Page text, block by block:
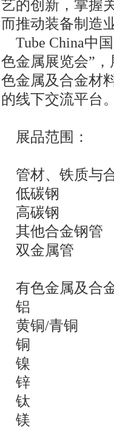
艺的创新，掌握
而推动装备制造
Tube China中
色金属展览会”
色金属及合金材
的线下交流平台。
展品范围：
管材、铁质与
低碳钢
高碳钢
其他合金钢管
双金属管
有色金属及合
铝
黄铜/青铜
铜
镍
锌
钛
镁